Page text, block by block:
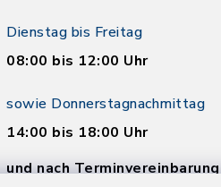
Dienstag bis Freitag
08:00 bis 12:00 Uhr
sowie Donnerstagnachmittag
14:00 bis 18:00 Uhr
und nach Terminvereinbarung